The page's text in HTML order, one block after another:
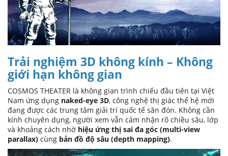
Trải nghiệm 3D không kính – Không
giới hạn không gian
COSMOS THEATER là không gian trình chiếu đầu tiên tại Việt
Nam ứng dụng naked-eye 3D, công nghệ thị giác thế hệ mới
đang được các trung tâm giải trí quốc tế săn đón. Không cần
kính chuyên dụng, người xem vẫn cảm nhận rõ chiều sâu, lớp
và khoảng cách nhờ hiệu ứng thị sai đa góc (multi-view
parallax) cùng bản đồ độ sâu (depth mapping).